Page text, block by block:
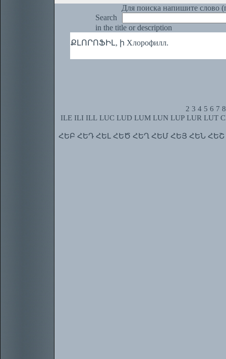
Для поиска напишите слово
Search
in the title or description
ՔԼՈՐՈՖԻԼ, ի Хлорофилл.
2 3 4 5 6 7 8
ILE ILI ILL LUC LUD LUM LUN LUP LUR LUT
ՀԵԲ ՀԵԴ ՀԵԼ ՀԵԾ ՀԵՂ ՀԵՄ ՀԵՅ ՀԵՆ ՀԵՇ